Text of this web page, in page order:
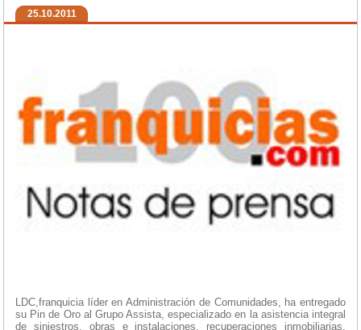
25.10.2011
LDC,franquicia líder en Administración de Comunidades, ha entregado
su Pin de Oro al Grupo Assista, especializado en la asistencia integral
de siniestros, obras e instalaciones, recuperaciones inmobiliarias,